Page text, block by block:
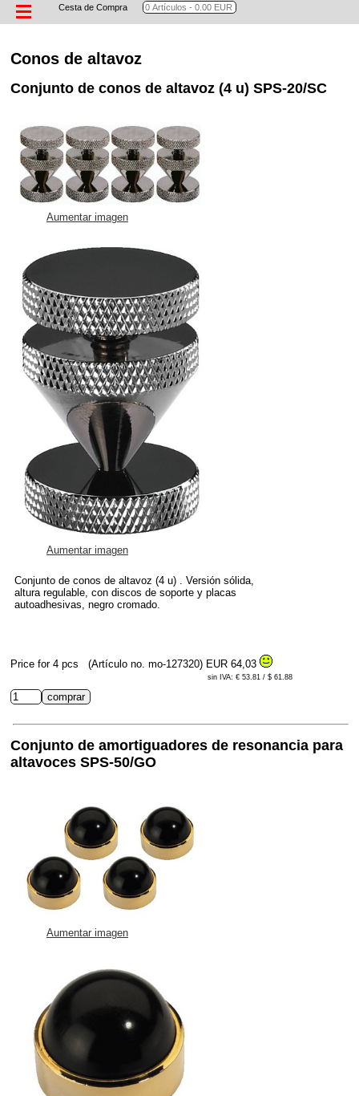
Cesta de Compra
Conos de altavoz
Conjunto de conos de altavoz (4 u) SPS-20/SC
Aumentar imagen
Aumentar imagen
Conjunto de conos de altavoz (4 u) . Versión sólida,
altura regulable, con discos de soporte y placas
autoadhesivas, negro cromado.
Price for 4 pcs (Artículo no. mo-127320) EUR 64,03
sin IVA: € 53.81 / $ 61.88
Conjunto de amortiguadores de resonancia para
altavoces SPS-50/GO
Aumentar imagen